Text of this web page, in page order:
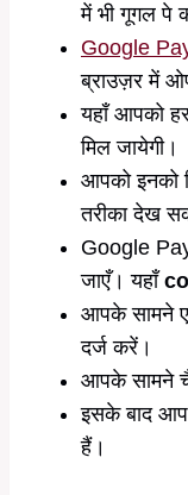
में भी गूगल पे
Google
ब्राउज़र में
यहाँ आपको
मिल जायेगी।
आपको इनको
तरीका देख
Google
जाएँ। यहाँ
आपके सामने
दर्ज करें।
आपके सामने
इसके बाद आप
हैं।